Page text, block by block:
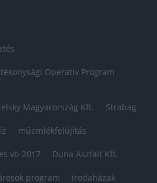
Operatív Program
Magyarország Kft. Strabag
műemlékfelújítás
vb 2017 Duna Aszfalt Kft.
program irodaházak